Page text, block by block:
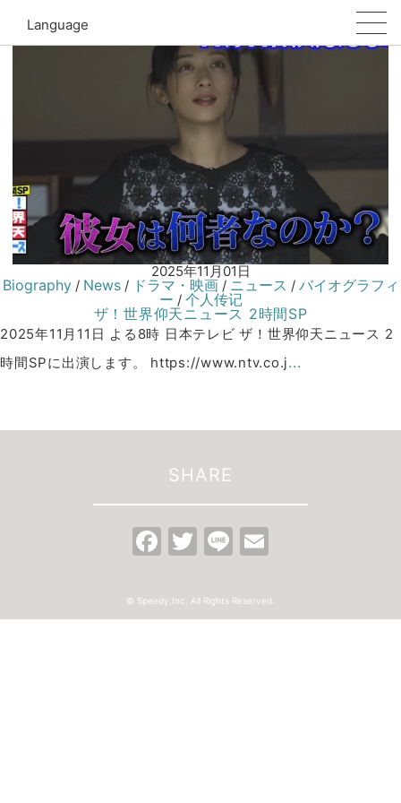
Language
2025年11月01日
Biography/ News/ ドラマ・映画/ ニュース / バイオグラフィ
ー / 个人传记
ザ！世界仰天ニュース 2時間SP
2025年11月11日 よる8時 日本テレビ ザ！世界仰天ニュース 2
時間SPに出演します。 https://www.ntv.co.j...
SHARE
Facebook
Twitter
Line
© Speedy,Inc. All Rights Reserved.